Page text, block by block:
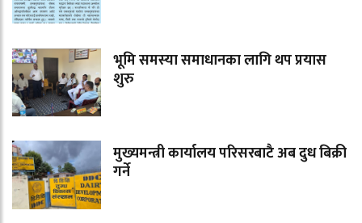
भूमि समस्या समाधानका लागि थप प्रयास
शुरु
मुख्यमन्त्री कार्यालय परिसरबाटै अब दुध बिक्री
गर्ने